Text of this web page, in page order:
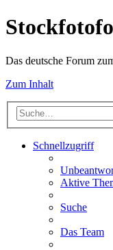
Das deutsche Forum
Zum Inhalt
Schnellzugriff
Aktive
Suche
Das Team